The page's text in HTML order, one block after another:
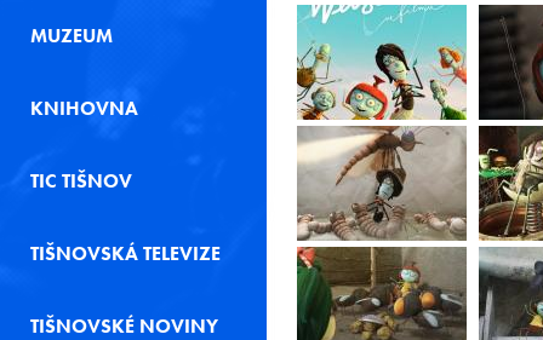
MUZEUM
KNIHOVNA
TIC TIŠNOV
TIŠNOVSKÁ TELEVIZE
TIŠNOVSKÉ NOVINY